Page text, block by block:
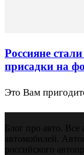
Россияне
присадки на
Это Вам
Блог про авто.
автомобилей.
российского